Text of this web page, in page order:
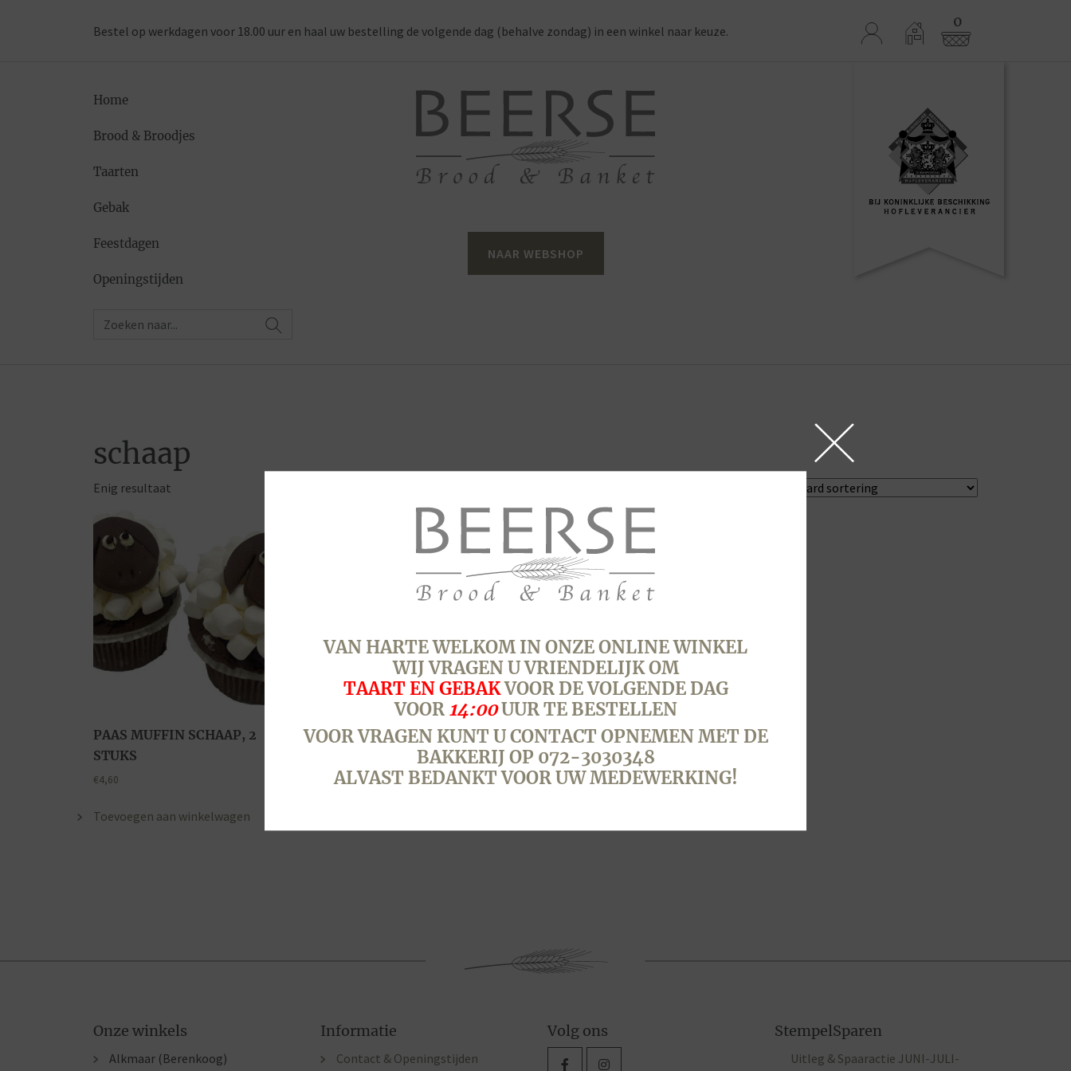
Bestel op werkdagen voor 18.00 uur en haal uw bestelling de volgende dag (behalve zondag) in een winkel naar keuze.
0
Home
Brood & Broodjes
Taarten
Gebak
Feestdagen
Openingstijden
NAAR WEBSHOP
schaap
Enig resultaat
PAAS MUFFIN SCHAAP, 2
STUKS
€4,60
Toevoegen aan winkelwagen
Onze winkels
Alkmaar (Berenkoog)
Informatie
Contact & Openingstijden
Volg ons StempelSparen
Uitleg & Spaaractie JUNI-JULI-
VAN HARTE WELKOM IN ONZE ONLINE WINKEL
WIJ VRAGEN U VRIENDELIJK OM
TAART EN GEBAKVOOR DE VOLGENDE DAG
VOOR 14:00UUR TE BESTELLEN
VOOR VRAGEN KUNT U CONTACT OPNEMEN MET DE
BAKKERIJ OP 072-3030348
ALVAST BEDANKT VOOR UW MEDEWERKING!